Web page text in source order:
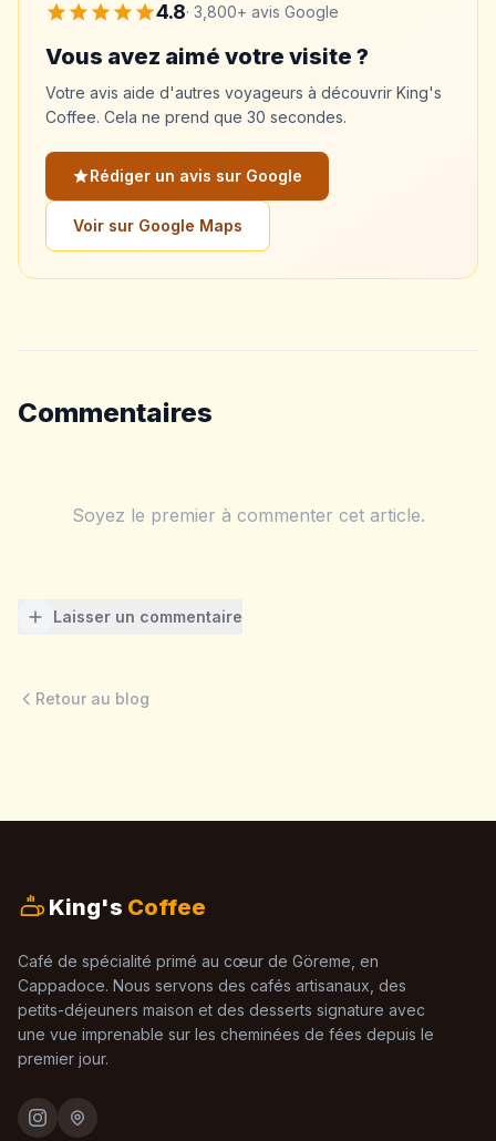
4.8· 3,800+ avis Google
Vous avez aimé votre visite ?
Votre avis aide d'autres voyageurs à découvrir King's
Coffee. Cela ne prend que 30 secondes.
Rédiger un avis sur Google
Voir sur Google Maps
Commentaires
Soyez le premier à commenter cet article.
Laisser un commentaire
Retour au blog
King's Coffee
Café de spécialité primé au cœur de Göreme, en
Cappadoce. Nous servons des cafés artisanaux, des
petits-déjeuners maison et des desserts signature avec
une vue imprenable sur les cheminées de fées depuis le
premier jour.